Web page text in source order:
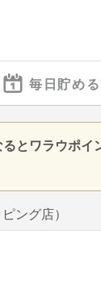
毎日貯める
とワラウポイ
ング店）